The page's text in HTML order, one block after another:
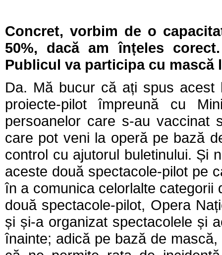
Concret, vorbim de o
50%, dacă am înțeles
Publicul va participa cu mască
Da. Mă bucur că ați spus acest
proiecte-pilot împreună cu
persoanelor care s-au vaccinat
care pot veni la operă pe bază
control cu ajutorul buletinului. Și
aceste două spectacole-pilot pe
în a comunica celorlalte
două spectacole-pilot, Opera
și și-a organizat spectacolele și
înainte; adică pe bază de